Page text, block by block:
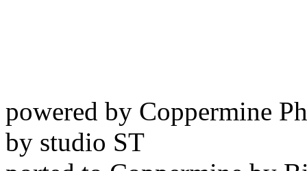
powered by Coppermine
by studio ST